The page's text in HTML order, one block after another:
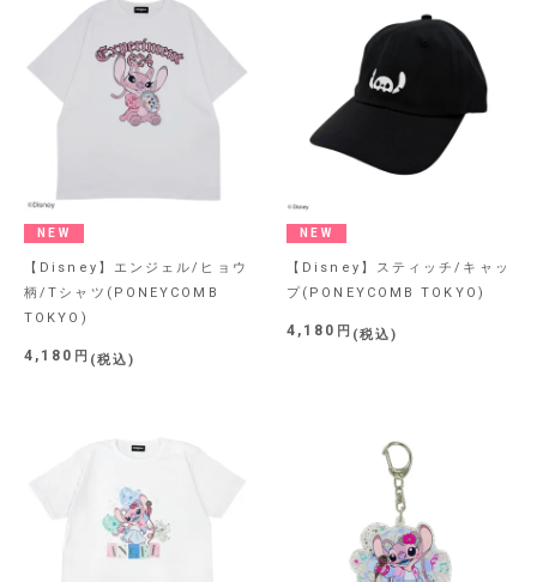
NEW
【Disney】エンジェル/ヒョウ
柄/Tシャツ(PONEYCOMB
TOKYO)
4,180 税込
NEW
【Disney】スティッチ/キャッ
プ(PONEYCOMB TOKYO)
4,180 税込